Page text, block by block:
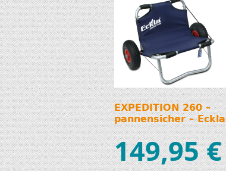
EXPEDITION 260 –
pannensicher – Eckla
149,95€